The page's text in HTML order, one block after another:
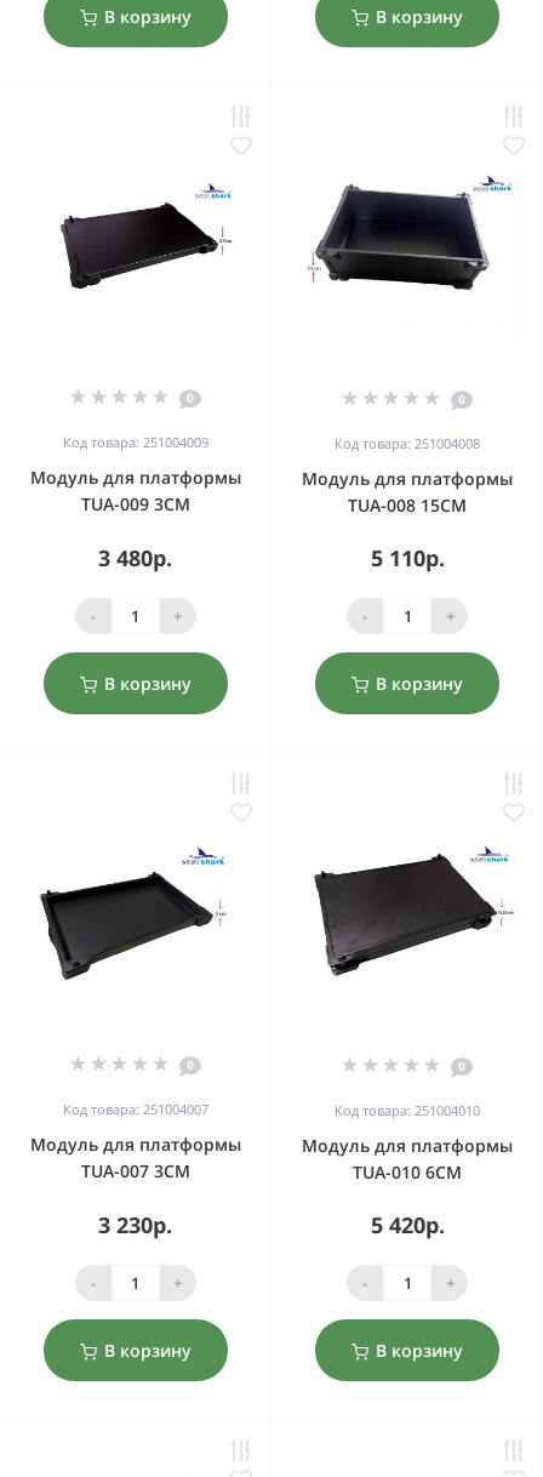
В корзину В корзину
0
Код товара: 251004009
Модуль для платформы
TUA-009 3CM
3 480р.
- +
В корзину
0
Код товара: 251004008
Модуль для платформы
TUA-008 15CM
5 110р.
- +
В корзину
0
Код товара: 251004007
Модуль для платформы
TUA-007 3CM
3 230р.
- +
В корзину
0
Код товара: 251004010
Модуль для платформы
TUA-010 6CM
5 420р.
- +
В корзину